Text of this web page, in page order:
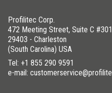
Profilitec Corp.
472 Meeting Street, Suite C #301
29403 - Charleston
(South Carolina) USA
Tel: +1 855 290 9591
e-mail: